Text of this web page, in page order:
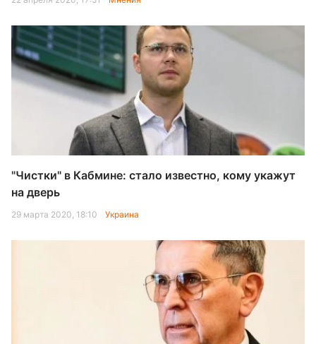
"Чистки" в Кабмине: стало известно, кому укажут
на дверь
29 марта 2020, 18:10 Украина